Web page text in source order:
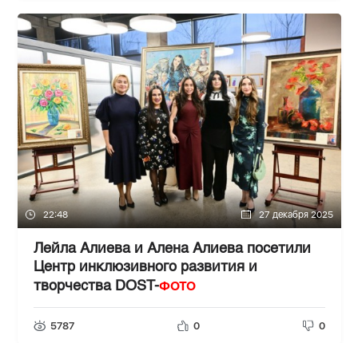
22:48 27 декабря 2025
Лейла Алиева и Алена Алиева посетили
Центр инклюзивного развития и
творчества DOST-ФОТО
5787 0 0